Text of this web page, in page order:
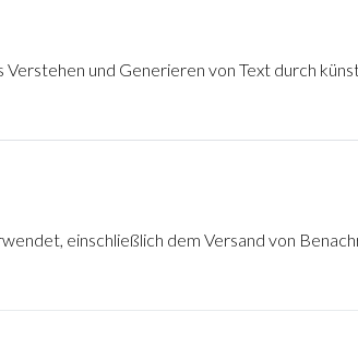
und Generieren von Text durch
einschließlich dem Versand von